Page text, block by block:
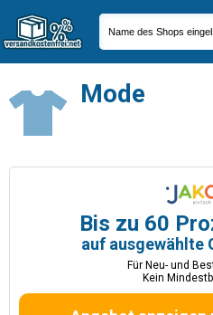
Mode
Bis zu 60
auf ausgewählte
Für Neu- und
Kein